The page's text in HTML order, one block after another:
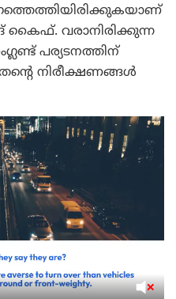
കൈഫ്. വരാനിരിക്കുന്ന
പര്യടനത്തിന്
നിരീക്ഷണങ്ങൾ